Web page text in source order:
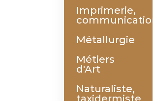
Imprimerie,
communication
Métallurgie
Métiers
d'Art
Naturaliste,
taxidermiste